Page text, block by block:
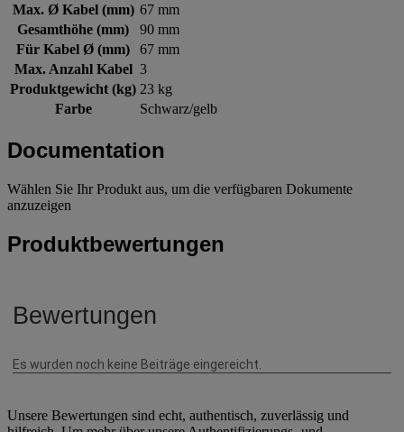
Max. Ø Kabel (mm) 67 mm
Gesamthöhe (mm)
90 mm
Für Kabel Ø (mm)
67 mm
Max. Anzahl Kabel 3
Produktgewicht (kg) 23 kg
Farbe
Schwarz/gelb
Documentation
Wählen Sie Ihr Produkt aus, um die verfügbaren Dokumente
anzuzeigen
Produktbewertungen
Unsere Bewertungen sind echt, authentisch, zuverlässig und